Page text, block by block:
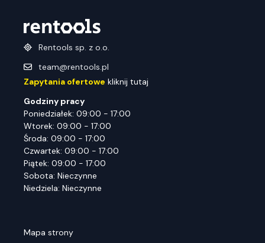
Rentools sp. z o.o.
team@rentools.pl
Zapytania ofertowe kliknij tutaj
Godziny pracy
Poniedziałek: 09:00 - 17:00
Wtorek: 09:00 - 17:00
Środa: 09:00 - 17:00
Czwartek: 09:00 - 17:00
Piątek: 09:00 - 17:00
Sobota: Nieczynne
Niedziela: Nieczynne
Mapa strony